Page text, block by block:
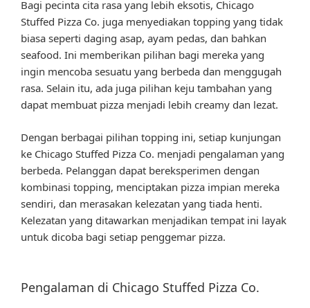
Bagi pecinta cita rasa yang lebih eksotis, Chicago
Stuffed Pizza Co. juga menyediakan topping yang tidak
biasa seperti daging asap, ayam pedas, dan bahkan
seafood. Ini memberikan pilihan bagi mereka yang
ingin mencoba sesuatu yang berbeda dan menggugah
rasa. Selain itu, ada juga pilihan keju tambahan yang
dapat membuat pizza menjadi lebih creamy dan lezat.
Dengan berbagai pilihan topping ini, setiap kunjungan
ke Chicago Stuffed Pizza Co. menjadi pengalaman yang
berbeda. Pelanggan dapat bereksperimen dengan
kombinasi topping, menciptakan pizza impian mereka
sendiri, dan merasakan kelezatan yang tiada henti.
Kelezatan yang ditawarkan menjadikan tempat ini layak
untuk dicoba bagi setiap penggemar pizza.
Pengalaman di Chicago Stuffed Pizza Co.